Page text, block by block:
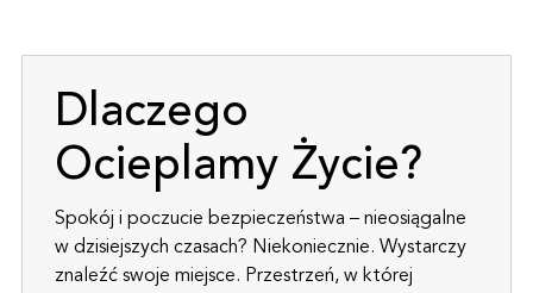
Dlaczego
Ocieplamy Życie?
Spokój i poczucie bezpieczeństwa – nieosiągalne
w dzisiejszych czasach? Niekoniecznie. Wystarczy
znaleźć swoje miejsce. Przestrzeń, w której